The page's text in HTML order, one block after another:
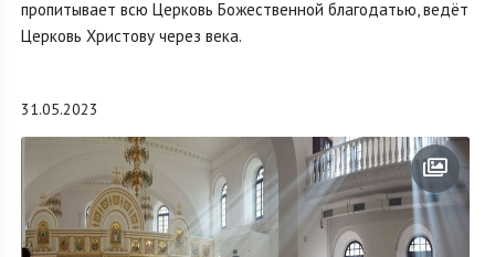
пропитывает всю Церковь Божественной благодатью, ведёт
Церковь Христову через века.
31.05.2023